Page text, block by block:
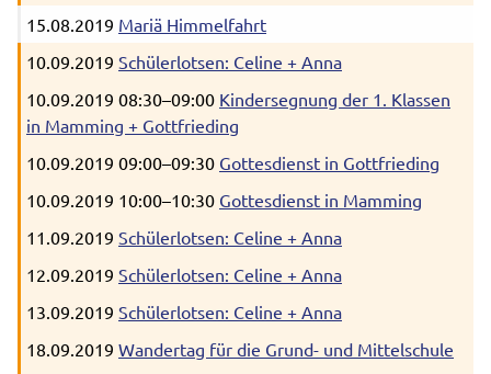
15.08.2019 Mariä Himmelfahrt
10.09.2019 Schülerlotsen: Celine + Anna
10.09.2019 08:30–09:00 Kindersegnung der 1. Klassen
in Mamming + Gottfrieding
10.09.2019 09:00–09:30 Gottesdienst in Gottfrieding
10.09.2019 10:00–10:30 Gottesdienst in Mamming
11.09.2019 Schülerlotsen: Celine + Anna
12.09.2019 Schülerlotsen: Celine + Anna
13.09.2019 Schülerlotsen: Celine + Anna
18.09.2019 Wandertag für die Grund- und Mittelschule